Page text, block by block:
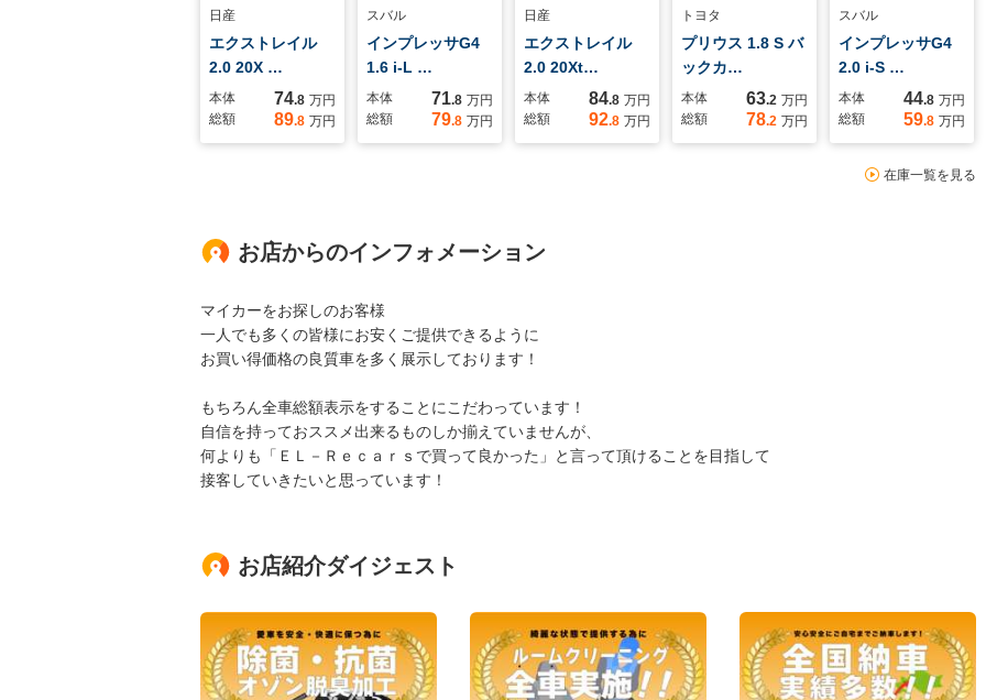
日産
エクストレイル
2.0 20X …
本体 74.8 万円
総額
89.8 万円
スバル
インプレッサG4
1.6 i-L …
本体 71.8 万円
総額
79.8 万円
日産
エクストレイル
2.0 20Xt…
本体 84.8 万円
総額
92.8 万円
トヨタ
プリウス 1.8 S バ
ックカ…
本体 63.2 万円
総額
78.2 万円
スバル
インプレッサG4
2.0 i-S …
本体 44.8 万円
総額
59.8 万円
在庫一覧を見る
お店からのインフォメーション
マイカーをお探しのお客様
一人でも多くの皆様にお安くご提供できるように
お買い得価格の良質車を多く展示しております！
もちろん全車総額表示をすることにこだわっています！
自信を持っておススメ出来るものしか揃えていませんが、
何よりも「ＥＬ－Ｒｅｃａｒｓで買って良かった」と言って頂けることを目指して
接客していきたいと思っています！
お店紹介ダイジェスト